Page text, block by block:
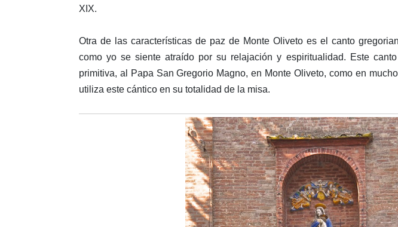
XIX.
Otra de las características de paz de Monte Oliveto es el canto
como yo se siente atraído por su relajación y espiritualidad. Este
primitiva, al Papa San Gregorio Magno, en Monte Oliveto, como en
utiliza este cántico en su totalidad de la misa.